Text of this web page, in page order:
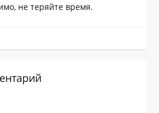
не теряйте время.